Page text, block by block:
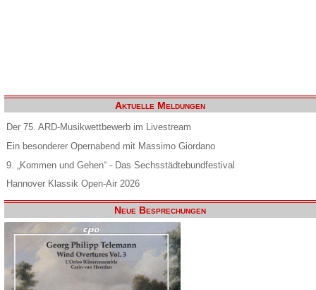
Aktuelle Meldungen
Der 75. ARD-Musikwettbewerb im Livestream
Ein besonderer Opernabend mit Massimo Giordano
9. „Kommen und Gehen“ - Das Sechsstädtebundfestival
Hannover Klassik Open-Air 2026
Neue Besprechungen